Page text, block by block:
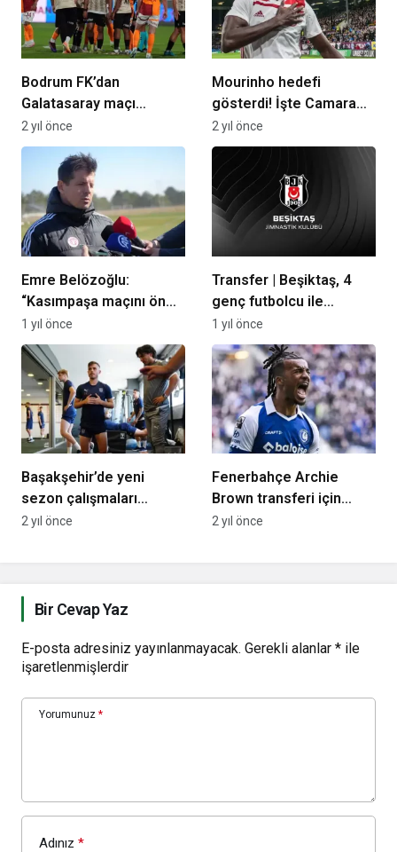
Bodrum FK’dan
Galatasaray maçı
sonrası hakem isyanı!
“Adalet herkese lazım”
2 yıl önce
Mourinho hedefi
gösterdi! İşte Camara
transferinde
Fenerbahçe’nin rakipleri
2 yıl önce
Emre Belözoğlu:
“Kasımpaşa maçını ön
bir viraj olarak
görüyoruz”
1 yıl önce
Transfer | Beşiktaş, 4
genç futbolcu ile
sözleşme imzaladı
1 yıl önce
Başakşehir’de yeni
sezon çalışmaları
devam ediyor
2 yıl önce
Fenerbahçe Archie
Brown transferi için
görüşmelere başladı!
2 yıl önce
Bir Cevap Yaz
E-posta adresiniz yayınlanmayacak. Gerekli alanlar * ile
işaretlenmişlerdir
Yorumunuz *
Adınız *